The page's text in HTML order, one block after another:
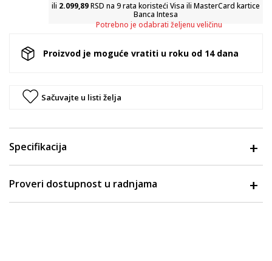
ili 2.099,89RSD na 9 rata koristeći Visa ili MasterCard kartice
Banca Intesa
Potrebno je odabrati željenu veličinu
Proizvod je moguće vratiti u roku od 14 dana
Sačuvajte u listi želja
Specifikacija
Proveri dostupnost u radnjama